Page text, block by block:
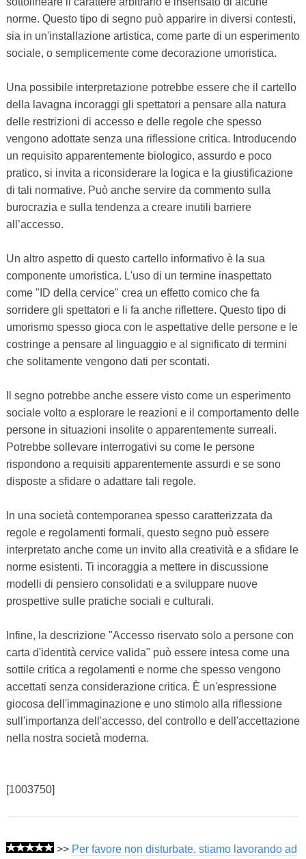
norme. Questo tipo di segno può apparire in diversi contesti,
sia in un'installazione artistica, come parte di un esperimento
sociale, o semplicemente come decorazione umoristica.
Una possibile interpretazione potrebbe essere che il cartello
della lavagna incoraggi gli spettatori a pensare alla natura
delle restrizioni di accesso e delle regole che spesso
vengono adottate senza una riflessione critica. Introducendo
un requisito apparentemente biologico, assurdo e poco
pratico, si invita a riconsiderare la logica e la giustificazione
di tali normative. Può anche servire da commento sulla
burocrazia e sulla tendenza a creare inutili barriere
all’accesso.
Un altro aspetto di questo cartello informativo è la sua
componente umoristica. L'uso di un termine inaspettato
come "ID della cervice" crea un effetto comico che fa
sorridere gli spettatori e li fa anche riflettere. Questo tipo di
umorismo spesso gioca con le aspettative delle persone e le
costringe a pensare al linguaggio e al significato di termini
che solitamente vengono dati per scontati.
Il segno potrebbe anche essere visto come un esperimento
sociale volto a esplorare le reazioni e il comportamento delle
persone in situazioni insolite o apparentemente surreali.
Potrebbe sollevare interrogativi su come le persone
rispondono a requisiti apparentemente assurdi e se sono
disposte a sfidare o adattare tali regole.
In una società contemporanea spesso caratterizzata da
regole e regolamenti formali, questo segno può essere
interpretato anche come un invito alla creatività e a sfidare le
norme esistenti. Ti incoraggia a mettere in discussione
modelli di pensiero consolidati e a sviluppare nuove
prospettive sulle pratiche sociali e culturali.
Infine, la descrizione "Accesso riservato solo a persone con
carta d'identità cervice valida" può essere intesa come una
sottile critica a regolamenti e norme che spesso vengono
accettati senza considerazione critica. È un'espressione
giocosa dell'immaginazione e uno stimolo alla riflessione
sull'importanza dell'accesso, del controllo e dell'accettazione
nella nostra società moderna.
[1003750]
>> Per favore non disturbate, stiamo lavorando ad